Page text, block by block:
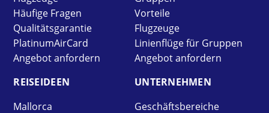
Häufige Fragen
Qualitätsgarantie
PlatinumAirCard
Angebot anfordern
Vorteile
Flugzeuge
Linienflüge für Gruppen
Angebot anfordern
REISE­IDEEN
Mallorca
UNTER­NEHMEN
Geschäftsbereiche